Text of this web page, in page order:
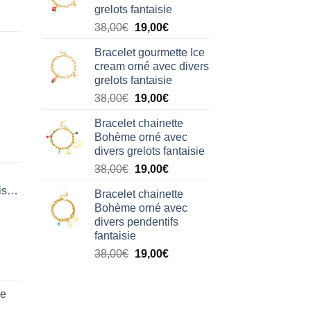
38,00€.19,00€.
grelots fantaisie
38,00€ Le
initial
était :
38,00€.
19,00€Le
actuel
est :
19,00€.
Bracelet gourmette Ice
cream orné avec divers
grelots fantaisie
38,00€ Le
initial
était :
38,00€.
19,00€Le
actuel
est :
19,00€.
Bracelet chainette
Bohème orné avec
divers grelots fantaisie
38,00€ Le
initial
était :
38,00€.
19,00€Le
actuel
est :
19,00€.
Bracelet chainette
Bohème orné avec
divers pendentifs
fantaisie
38,00€ Le
19,00€Le